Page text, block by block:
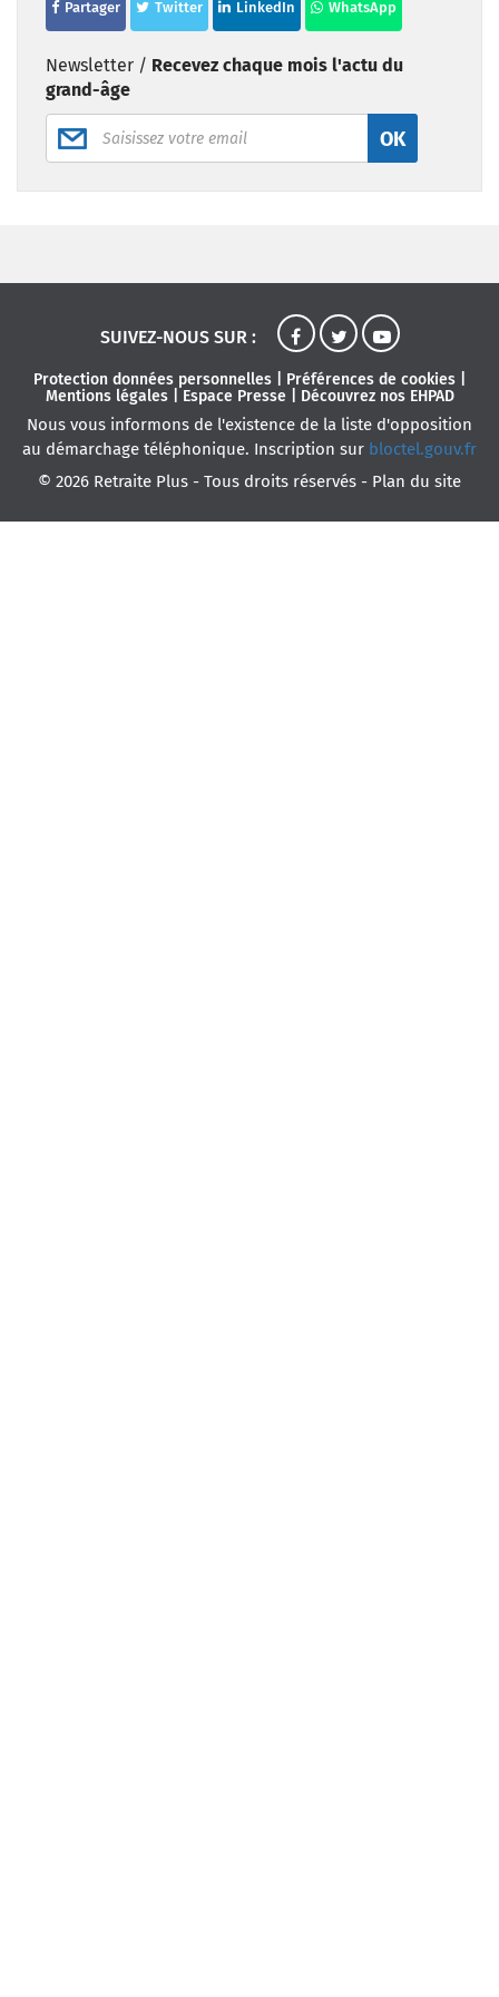
des subventions pour l’achat ou la location d’un
traitements médicaux peuvent également être
dépenses (l’intervention d’une aide à domicile par
peuvent favoriser l’apparition de troubles cognitifs et la
perte progressive de mémoire. Adopter un mode de vie
sain, contrôler les maladies chroniques et stimuler
régulièrement les fonctions cérébrales peut contribuer à
réduire ces risques.
Partager Twitter LinkedIn WhatsApp
Newsletter / Recevez chaque mois l'actu du
grand-âge
OK
SUIVEZ-NOUS SUR :
Protection données personnelles Préférences de cookies
Mentions légales| Espace Presse| Découvrez nos EHPAD
Nous vous informons de l'existence de la liste d'opposition
au démarchage téléphonique. Inscription sur bloctel.gouv.fr
© 2026 Retraite Plus - Tous droits réservés - Plan du site